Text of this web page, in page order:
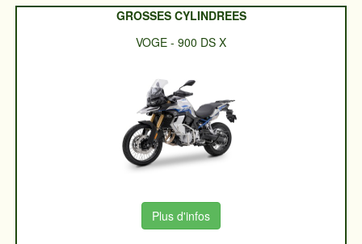
GROSSES CYLINDREES
VOGE - 900 DS X
Plus d'infos